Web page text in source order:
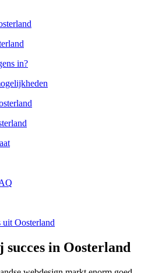
in?
uit Oosterland
in Oosterland